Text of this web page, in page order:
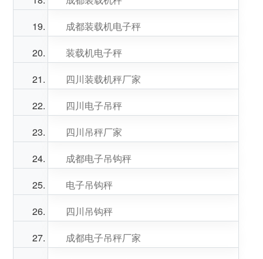
成都装载机电子秤
装载机电子秤
四川装载机秤厂家
四川电子吊秤
四川吊秤厂家
成都电子吊钩秤
电子吊钩秤
四川吊钩秤
成都电子吊秤厂家